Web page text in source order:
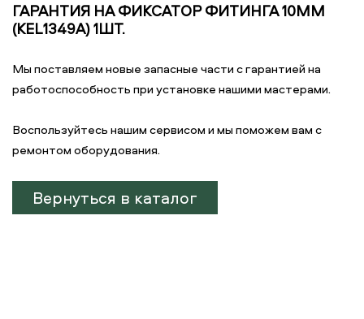
ГАРАНТИЯ НА ФИКСАТОР ФИТИНГА 10ММ
(KEL1349A) 1ШТ.
Мы поставляем новые запасные части с гарантией на
работоспособность при установке нашими мастерами.
Воспользуйтесь нашим сервисом и мы поможем вам с
ремонтом оборудования.
Вернуться в каталог